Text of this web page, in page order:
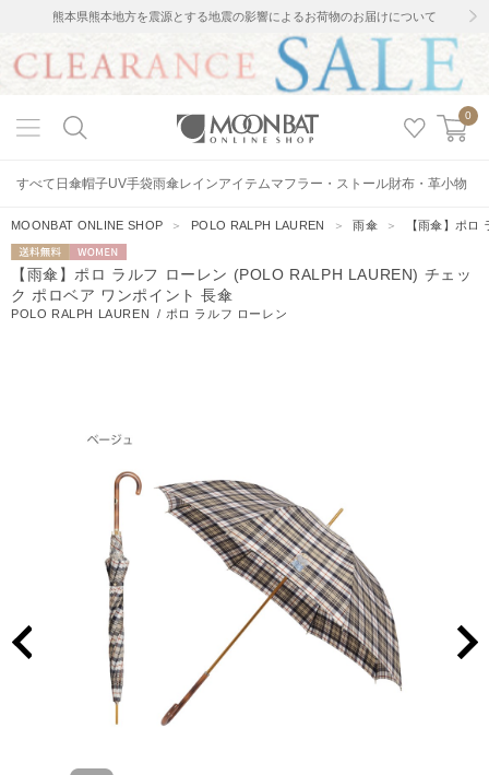
熊本県熊本地方を震源とする地震の影響によるお荷物のお届けについて
0
すべて 日傘帽子UV手袋雨傘レインアイテムマフラー・ストール財布・革小物
MOONBAT ONLINE SHOP ＞ POLO RALPH LAUREN ＞雨傘 ＞ 【雨傘】ポ
送料無料 WOMEN
【雨傘】ポロ ラルフ ローレン (POLO RALPH LAUREN) チェッ
ク ポロベア ワンポイント 長傘
POLO RALPH LAUREN / ポロ ラルフ ローレン